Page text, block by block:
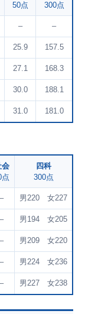
50点
300点
– –
25.9 157.5
27.1 168.3
30.0 188.1
31.0 181.0
会
点
四科
300点
– 男220 女227
– 男194 女205
– 男209 女220
– 男224 女236
– 男227 女238